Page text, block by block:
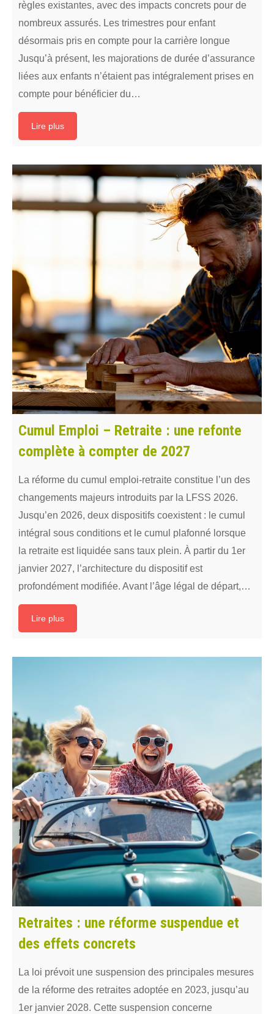
règles existantes, avec des impacts concrets pour de
nombreux assurés. Les trimestres pour enfant
désormais pris en compte pour la carrière longue
Jusqu’à présent, les majorations de durée d’assurance
liées aux enfants n’étaient pas intégralement prises en
compte pour bénéficier du…
Lire plus
Cumul Emploi – Retraite : une refonte
complète à compter de 2027
La réforme du cumul emploi-retraite constitue l’un des
changements majeurs introduits par la LFSS 2026.
Jusqu’en 2026, deux dispositifs coexistent : le cumul
intégral sous conditions et le cumul plafonné lorsque
la retraite est liquidée sans taux plein. À partir du 1er
janvier 2027, l’architecture du dispositif est
profondément modifiée. Avant l’âge légal de départ,…
Lire plus
Retraites : une réforme suspendue et
des effets concrets
La loi prévoit une suspension des principales mesures
de la réforme des retraites adoptée en 2023, jusqu’au
1er janvier 2028. Cette suspension concerne